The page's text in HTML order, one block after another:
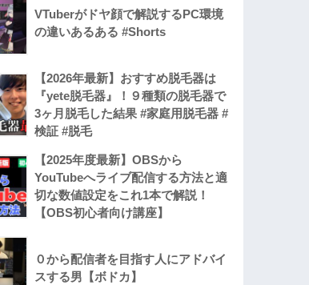
VTuberがドヤ顔で解説するPC環境
の違いあるある #Shorts
【2026年最新】おすすめ脱毛器は
『yete脱毛器』！９種類の脱毛器で
3ヶ月脱毛した結果 #家庭用脱毛器 #
検証 #脱毛
【2025年度最新】OBSから
YouTubeへライブ配信する方法と適
切な数値設定をこれ1本で解説！
【OBS初心者向け講座】
０から配信者を目指す人にアドバイ
スする男【ボドカ】